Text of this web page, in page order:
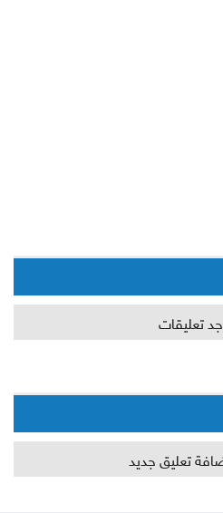
تعليقات
تعليق جديد